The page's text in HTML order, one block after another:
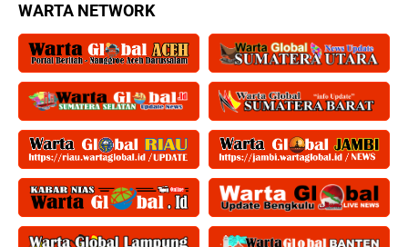
WARTA NETWORK